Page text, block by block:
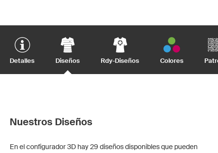
Detalles Diseños Rdy-Diseños Colores
Nuestros Diseños
En el configurador 3D hay 29 diseños disponibles que pueden